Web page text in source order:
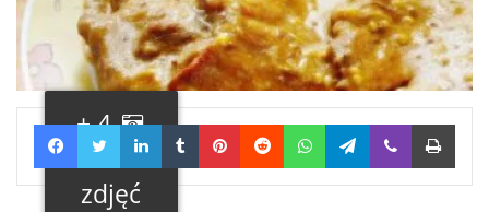
+ 4
Galeria
zdjęć
FacebookTwitterLinkedInTumblrPinterestRedditWhatsAppTelegramViber Print